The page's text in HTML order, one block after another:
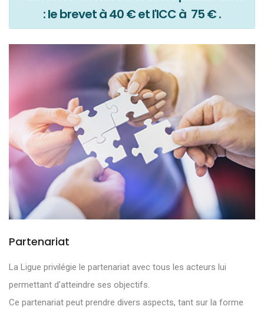
: le brevet à 40 € et l'ICC à 75 € .
Partenariat
La Ligue privilégie le partenariat avec tous les acteurs lui
permettant d'atteindre ses objectifs.
Ce partenariat peut prendre divers aspects, tant sur la forme